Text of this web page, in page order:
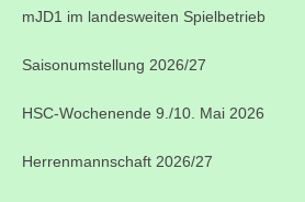
mJD1 im landesweiten Spielbetrieb
Saisonumstellung 2026/27
HSC-Wochenende 9./10. Mai 2026
Herrenmannschaft 2026/27